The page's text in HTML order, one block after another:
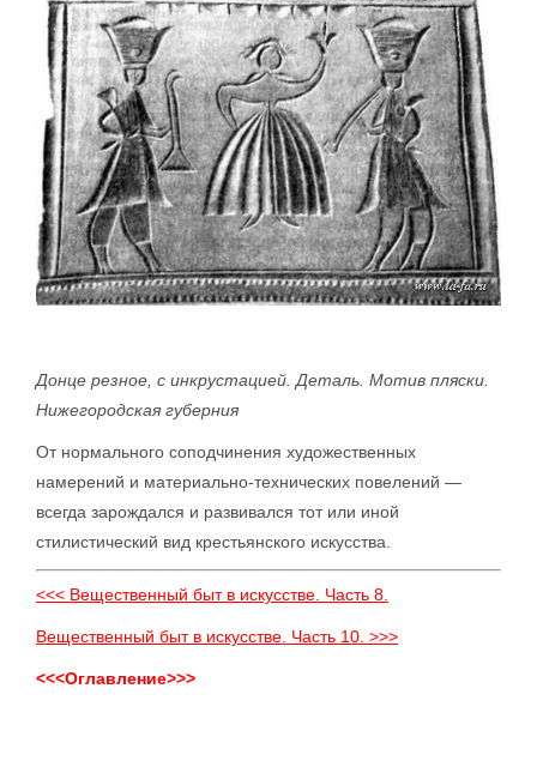
Донце резное, с инкрустацией. Деталь. Мотив пляски.
Нижегородская губерния
От нормального соподчинения художественных
намерений и материально-технических повелений —
всегда зарождался и развивался тот или иной
стилистический вид крестьянского искусства.
<<< Вещественный быт в искусстве. Часть 8.
Вещественный быт в искусстве. Часть 10. >>>
<<<Оглавление>>>